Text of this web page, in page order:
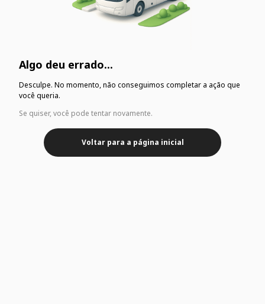
Algo deu errado...
Desculpe. No momento, não conseguimos completar a ação que
você queria.
Se quiser, você pode tentar novamente.
Voltar para a página inicial